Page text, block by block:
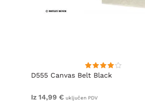
D555 Canvas Belt Black
Iz 14,99 € uključen PDV